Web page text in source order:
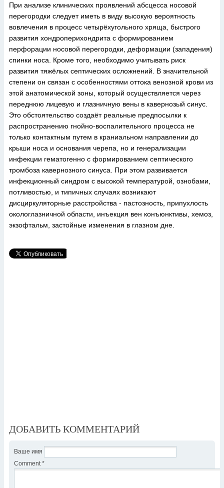
При анализе клинических проявлений абсцесса носовой
перегородки следует иметь в виду высокую вероятность
вовлечения в процесс четырёхугольного хряща, быстрого
развития хондроперихондрита с формированием
перфорации носовой перегородки, деформации (западения)
спинки носа. Кроме того, необходимо учитывать риск
развития тяжёлых септических осложнений. В значительной
степени он связан с особенностями оттока венозной крови из
этой анатомической зоны, который осуществляется через
переднюю лицевую и глазничную вены в кавернозый синус.
Это обстоятельство создаёт реальные предпосылки к
распространению гнойно-воспалительного процесса не
только контактным путем в краниальном направлении до
крыши носа и основания черепа, но и генерализации
инфекции гематогенно с формированием септического
тромбоза кавернозного синуса. При этом развивается
инфекционный синдром с высокой температурой, ознобами,
потливостью, и типичных случаях возникают
дисциркуляторные расстройства - пастозность, припухлость
окологлазничной области, инъекция вен конъюнктивы, хемоз,
экзофтальм, застойные изменения в глазном дне.
ДОБАВИТЬ КОММЕНТАРИЙ
Ваше имя
Comment *